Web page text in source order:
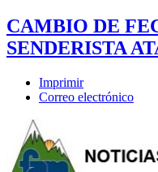
CAMBIO DE
SENDERISTA
Imprimir
Correo electrónico